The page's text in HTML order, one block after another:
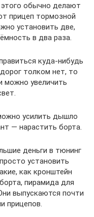
обычно делают
прицеп тормозной
установить две,
в два раза.
куда-нибудь
толком нет, то
можно увеличить
усилить дышло
— нарастить борта.
деньги в тюнинг
установить
как кронштейн
пирамида для
выпускаются почти
прицепов.